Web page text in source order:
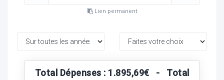
Lien permanent
Total Dépenses : 1.895,69€ - Total